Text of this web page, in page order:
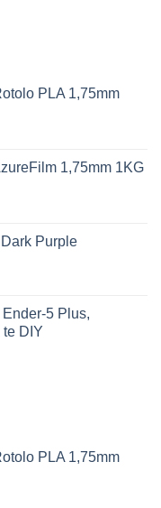
PLA 1,75mm
1,75mm 1KG
Purple
5 Plus,
DIY
PLA 1,75mm